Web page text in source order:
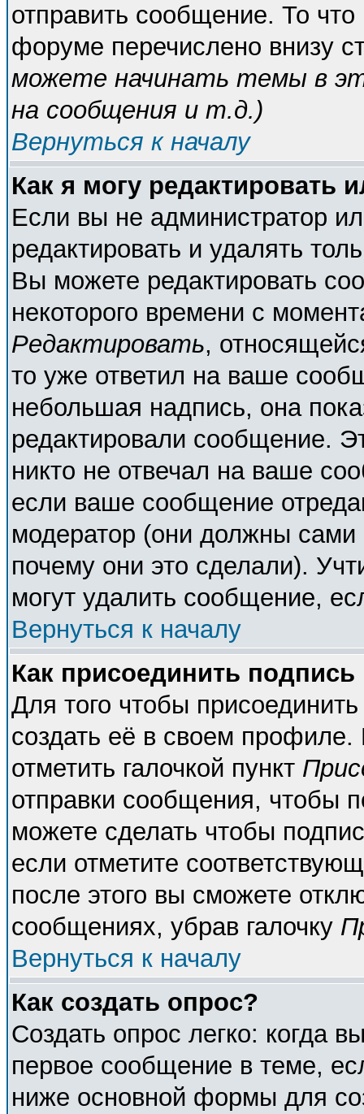
отправить сообщение. То
форуме перечислено внизу
можете начинать темы в
на сообщения и т.д.)
Вернуться к началу
Как я могу редактировать
Если вы не администратор
редактировать и удалять
Вы можете редактировать
некоторого времени с
Редактировать,
то уже ответил на ваше
небольшая надпись, она
редактировали сообщение.
никто не отвечал на ваше
если ваше сообщение
модератор (они должны сами
почему они это сделали).
могут удалить сообщение,
Вернуться к началу
Как присоединить
Для того чтобы
создать её в своем
отметить галочкой пункт
отправки сообщения, чтобы
можете сделать чтобы
если отметите
после этого вы сможете
сообщениях, убрав галочку
Вернуться к началу
Как создать опрос?
Создать опрос легко: когда
первое сообщение в теме,
ниже основной формы для